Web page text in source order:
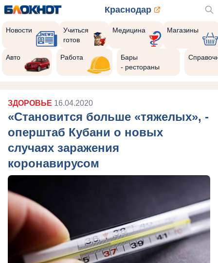
Краснодар
Новости
Учиться
готов
Медицина Магазины
Авто Работа
Бары
- рестораны
ЗДОРОВЬЕ 16.04.2020
«Становится больше «тяжелых», -
оперштаб Кубани о новых
случаях заражения
коронавирусом
Реклама закроется через: